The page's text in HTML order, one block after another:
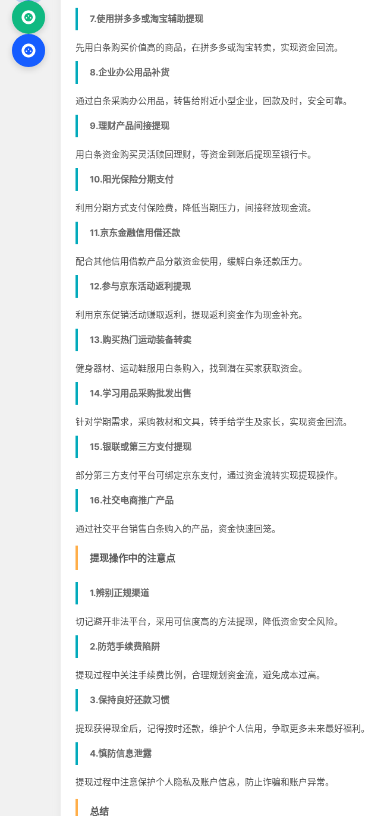
7.使用拼多多或淘宝辅助提现
先用白条购买价值高的商品，在拼多多或淘宝转卖，实现资金回流。
8.企业办公用品补货
通过白条采购办公用品，转售给附近小型企业，回款及时，安全可靠。
9.理财产品间接提现
用白条资金购买灵活赎回理财，等资金到账后提现至银行卡。
10.阳光保险分期支付
利用分期方式支付保险费，降低当期压力，间接释放现金流。
11.京东金融信用借还款
配合其他信用借款产品分散资金使用，缓解白条还款压力。
12.参与京东活动返利提现
利用京东促销活动赚取返利，提现返利资金作为现金补充。
13.购买热门运动装备转卖
健身器材、运动鞋服用白条购入，找到潜在买家获取资金。
14.学习用品采购批发出售
针对学期需求，采购教材和文具，转手给学生及家长，实现资金回流。
15.银联或第三方支付提现
部分第三方支付平台可绑定京东支付，通过资金流转实现提现操作。
16.社交电商推广产品
通过社交平台销售白条购入的产品，资金快速回笼。
提现操作中的注意点
1.辨别正规渠道
切记避开非法平台，采用可信度高的方法提现，降低资金安全风险。
2.防范手续费陷阱
提现过程中关注手续费比例，合理规划资金流，避免成本过高。
3.保持良好还款习惯
提现获得现金后，记得按时还款，维护个人信用，争取更多未来最好福利。
4.慎防信息泄露
提现过程中注意保护个人隐私及账户信息，防止诈骗和账户异常。
总结